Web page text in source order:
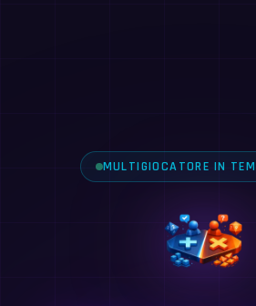
MULTIGIOCATORE IN